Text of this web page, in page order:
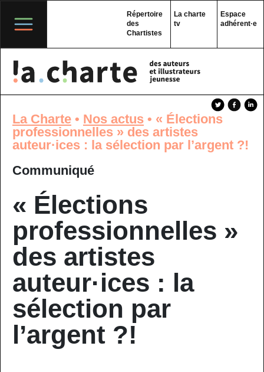
content
Répertoire
des
Chartistes
La charte
tv
Espace
adhérent·e
La Charte • Nos actus • « Élections
professionnelles » des artistes
auteur·ices : la sélection par l’argent ?!
Communiqué
« Élections
professionnelles »
des artistes
auteur·ices : la
sélection par
l’argent ?!